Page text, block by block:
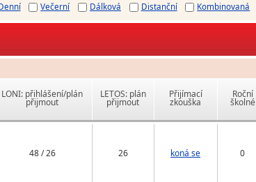
Večerní Dálková Distanční Kombinovaná
LONI: přihlášení/plán
přijmout
LETOS: plán
přijmout
Přijímací
zkouška
Roční
školné
48 / 26 26 koná se 0